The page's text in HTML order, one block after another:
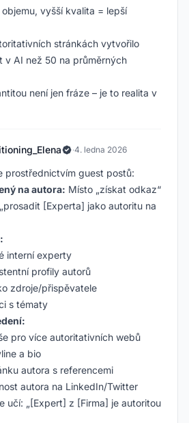
objemu, vyšší kvalita = lepší
stránkách vytvořilo
v AI než 50 na průměrných
není jen fráze – je to realita v
·4. ledna 2026
prostřednictvím guest postů:
na autora: Místo „získat odkaz“
[Experta] jako autoritu na
interní experty
profily autorů
zdroje/přispěvatele
s tématy
pro více autoritativních webů
a bio
autora s referencemi
autora na LinkedIn/Twitter
učí: „[Expert] z [Firma] je autoritou